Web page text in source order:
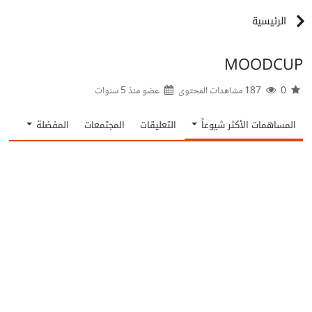
الرئيسية
MOODCUP
عضو منذ5 سنوات
المساهمات الأكثر شيوعاً التعليقات المجتمعات المفضلة